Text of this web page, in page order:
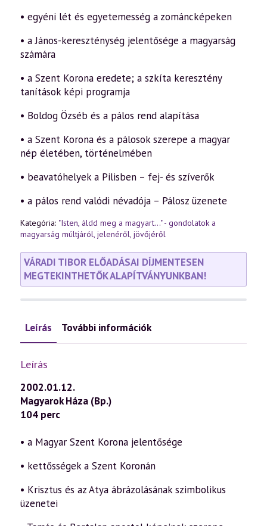
• egyéni lét és egyetemesség a zománcképeken
• a János-kereszténység jelentősége a magyarság
számára
• a Szent Korona eredete; a szkíta keresztény
tanítások képi programja
• Boldog Özséb és a pálos rend alapítása
• a Szent Korona és a pálosok szerepe a magyar
nép életében, történelmében
• beavatóhelyek a Pilisben – fej- és szíverők
• a pálos rend valódi névadója – Pálosz üzenete
Kategória: "Isten, áldd meg a magyart..." - gondolatok a
magyarság múltjáról, jelenéről, jövőjéről
VÁRADI TIBOR ELŐADÁSAI DÍJMENTESEN
MEGTEKINTHETŐK ALAPÍTVÁNYUNKBAN!
Leírás További információk
Leírás
2002.01.12.
Magyarok Háza (Bp.)
104 perc
• a Magyar Szent Korona jelentősége
• kettősségek a Szent Koronán
• Krisztus és az Atya ábrázolásának szimbolikus
üzenetei